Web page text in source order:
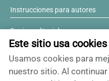
Este sitio usa cookies
Usamos cookies para
nuestro sitio. Al
Instrucciones para autores
Equipo editorial
Comité editorial
¿Desea ser revisor?